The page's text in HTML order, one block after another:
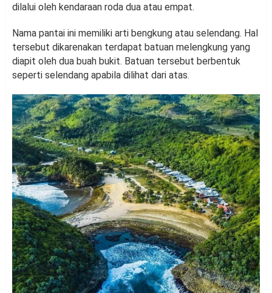
dilalui oleh kendaraan roda dua atau empat.
Nama pantai ini memiliki arti bengkung atau selendang. Hal
tersebut dikarenakan terdapat batuan melengkung yang
diapit oleh dua buah bukit. Batuan tersebut berbentuk
seperti selendang apabila dilihat dari atas.